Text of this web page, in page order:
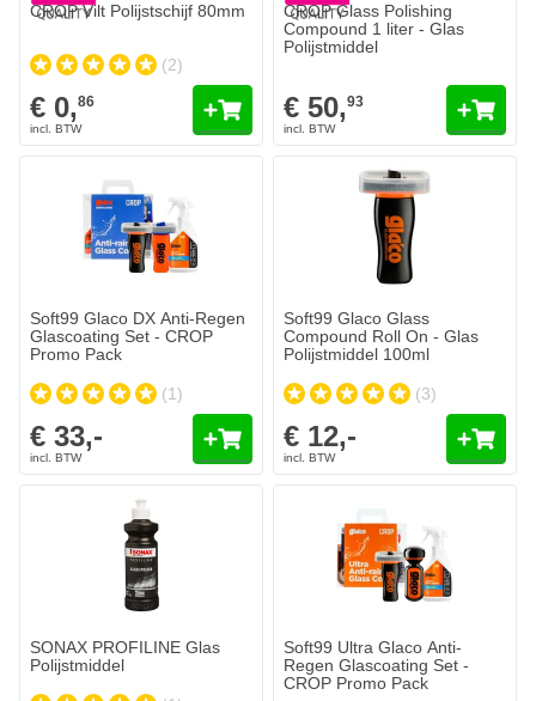
CROP Vilt Polijstschijf 80mm
(2)
€ 0,86
CROP Glass Polishing
Compound 1 liter - Glas
Polijstmiddel
€ 50,93
Soft99 Glaco DX Anti-Regen
Glascoating Set - CROP
Promo Pack
(1)
€ 33,-
Soft99 Glaco Glass
Compound Roll On - Glas
Polijstmiddel 100ml
(3)
€ 12,-
SONAX PROFILINE Glas
Polijstmiddel
Soft99 Ultra Glaco Anti-
Regen Glascoating Set -
CROP Promo Pack